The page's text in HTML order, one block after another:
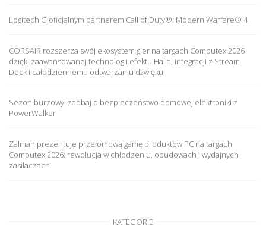
Logitech G oficjalnym partnerem Call of Duty®: Modern Warfare® 4
CORSAIR rozszerza swój ekosystem gier na targach Computex 2026
dzięki zaawansowanej technologii efektu Halla, integracji z Stream
Deck i całodziennemu odtwarzaniu dźwięku
Sezon burzowy: zadbaj o bezpieczeństwo domowej elektroniki z
PowerWalker
Zalman prezentuje przełomową gamę produktów PC na targach
Computex 2026: rewolucja w chłodzeniu, obudowach i wydajnych
zasilaczach
KATEGORIE